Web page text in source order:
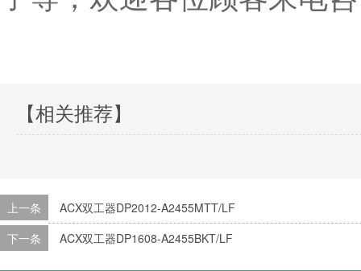
【相关推荐】
上一条
ACX双工器DP2012-A2455MTT/LF
下一条
ACX双工器DP1608-A2455BKT/LF